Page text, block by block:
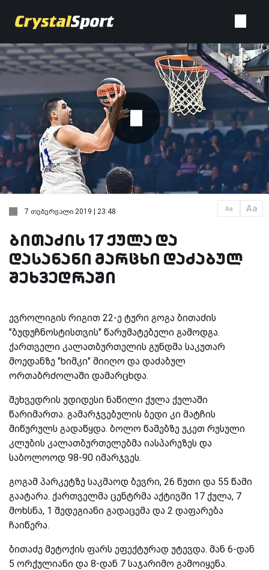
Aa Aa
7 თებერვალი 2019 | 23:48
ბითაძის 17 ქულა და
დასანანი მარცხი დაძაბულ
შეხვედრაში
ევროლიგის რიგით 22-ე ტური გოგა ბითაძის
"ბუდუჩნოსტისთვის" წარუმატებელი გამოდგა.
ქართველი კალათბურთელის გუნდმა საკუთარ
მოედანზე "ხიმკი" მიიღო და დაძაბულ
ორთაბრძოლაში დამარცხდა.
შეხვედრის უდიდესი ნაწილი ქულა ქულაში
წარიმართა. გამარჯვებულის ბედი კი მატჩის
მიწურულს გადაწყდა. ბოლო წამებზე უკეთ რუსული
კლუბის კალათბურთელებმა იასპარეზეს და
საბოლოოდ 98-90 იმარჯვეს.
გოგამ პარკეტზე საკმაოდ ბევრი, 26 წუთი და 55 წამი
გაატარა. ქართველმა ცენტრმა აქტივში 17 ქულა, 7
მოხსნა, 1 შედეგიანი გადაცემა და 2 დაფარება
ჩაიწერა.
ბითაძე მეტოქის ფარს ეფექტურად უტევდა. მან 6-დან
5 ორქულიანი და 8-დან 7 საჯარიმო გამოიყენა.